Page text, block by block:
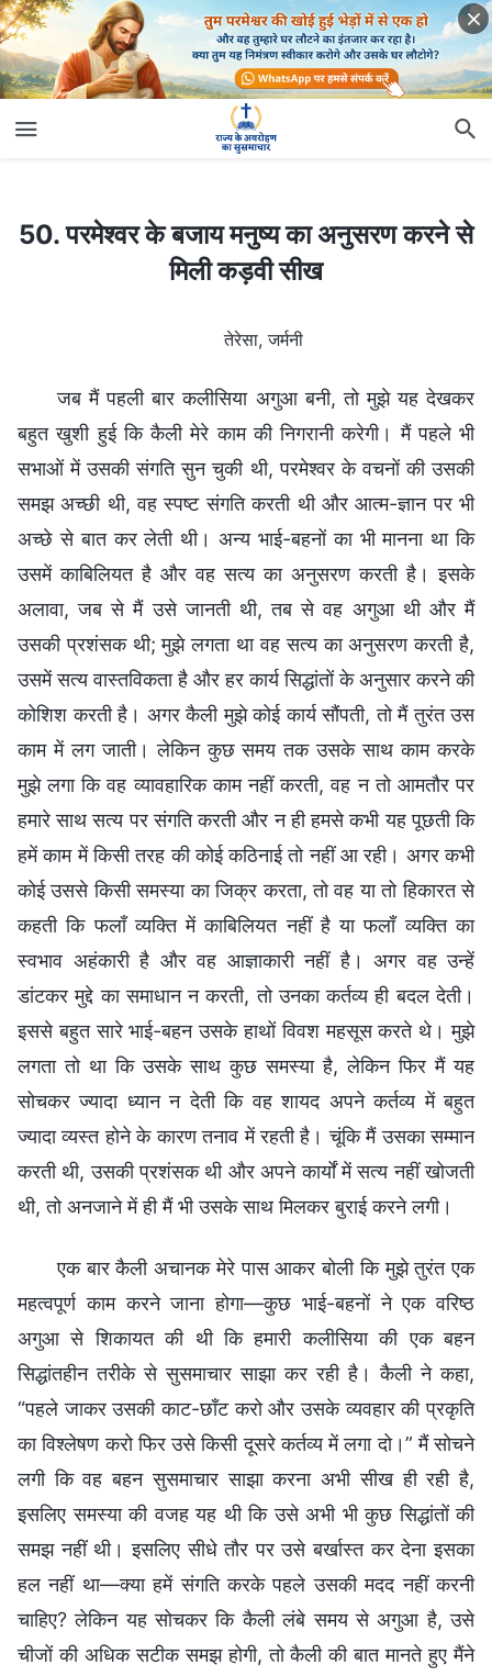
50. परमेश्वर के बजाय मनुष्य का अनुसरण करने से मिली कड़वी सीख
50. परमेश्वर के बजाय मनुष्य का अनुसरण करने से
मिली कड़वी सीख
तेरेसा, जर्मनी
जब मैं पहली बार कलीसिया अगुआ बनी, तो मुझे यह देखकर
बहुत खुशी हुई कि कैली मेरे काम की निगरानी करेगी। मैं पहले भी
सभाओं में उसकी संगति सुन चुकी थी, परमेश्वर के वचनों की उसकी
समझ अच्छी थी, वह स्पष्ट संगति करती थी और आत्म-ज्ञान पर भी
अच्छे से बात कर लेती थी। अन्य भाई-बहनों का भी मानना था कि
उसमें काबिलियत है और वह सत्य का अनुसरण करती है। इसके
अलावा, जब से मैं उसे जानती थी, तब से वह अगुआ थी और मैं
उसकी प्रशंसक थी; मुझे लगता था वह सत्य का अनुसरण करती है,
उसमें सत्य वास्तविकता है और हर कार्य सिद्धांतों के अनुसार करने की
कोशिश करती है। अगर कैली मुझे कोई कार्य सौंपती, तो मैं तुरंत उस
काम में लग जाती। लेकिन कुछ समय तक उसके साथ काम करके
मुझे लगा कि वह व्यावहारिक काम नहीं करती, वह न तो आमतौर पर
हमारे साथ सत्य पर संगति करती और न ही हमसे कभी यह पूछती कि
हमें काम में किसी तरह की कोई कठिनाई तो नहीं आ रही। अगर कभी
कोई उससे किसी समस्या का जिक्र करता, तो वह या तो हिकारत से
कहती कि फलाँ व्यक्ति में काबिलियत नहीं है या फलाँ व्यक्ति का
स्वभाव अहंकारी है और वह आज्ञाकारी नहीं है। अगर वह उन्हें
डांटकर मुद्दे का समाधान न करती, तो उनका कर्तव्य ही बदल देती।
इससे बहुत सारे भाई-बहन उसके हाथों विवश महसूस करते थे। मुझे
लगता तो था कि उसके साथ कुछ समस्या है, लेकिन फिर मैं यह
सोचकर ज्यादा ध्यान न देती कि वह शायद अपने कर्तव्य में बहुत
ज्यादा व्यस्त होने के कारण तनाव में रहती है। चूंकि मैं उसका सम्मान
करती थी, उसकी प्रशंसक थी और अपने कार्यों में सत्य नहीं खोजती
थी, तो अनजाने में ही मैं भी उसके साथ मिलकर बुराई करने लगी।
एक बार कैली अचानक मेरे पास आकर बोली कि मुझे तुरंत एक
महत्वपूर्ण काम करने जाना होगा—कुछ भाई-बहनों ने एक वरिष्ठ
अगुआ से शिकायत की थी कि हमारी कलीसिया की एक बहन
सिद्धांतहीन तरीके से सुसमाचार साझा कर रही है। कैली ने कहा,
“पहले जाकर उसकी काट-छाँट करो और उसके व्यवहार की प्रकृति
का विश्लेषण करो फिर उसे किसी दूसरे कर्तव्य में लगा दो।” मैं सोचने
लगी कि वह बहन सुसमाचार साझा करना अभी सीख ही रही है,
इसलिए समस्या की वजह यह थी कि उसे अभी भी कुछ सिद्धांतों की
समझ नहीं थी। इसलिए सीधे तौर पर उसे बर्खास्त कर देना इसका
हल नहीं था—क्या हमें संगति करके पहले उसकी मदद नहीं करनी
चाहिए? लेकिन यह सोचकर कि कैली लंबे समय से अगुआ है, उसे
चीजों की अधिक सटीक समझ होगी, तो कैली की बात मानते हुए मैंने